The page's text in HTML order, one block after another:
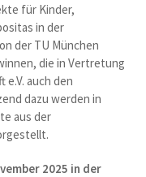
für Kinder,
in der
der TU München
die in Vertretung
auch den
dazu werden in
aus der
2025 in der